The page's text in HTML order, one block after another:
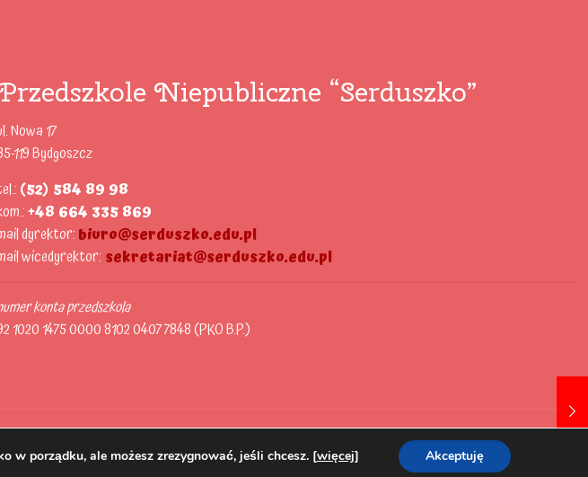
Niepubliczne “Serduszko”
Nowa 17
119 Bydgoszcz
(52) 584 89 98
+48 664 335 869
dyrektor:biuro@serduszko.edu.pl
wicedyrektor: sekretariat@serduszko.edu.pl
konta przedszkola
1020 1475 0000 8102 0407 7848 (PKO B.P.)
w porządku, ale możesz zrezygnować, jeśli chcesz. [więcej] Akceptuję